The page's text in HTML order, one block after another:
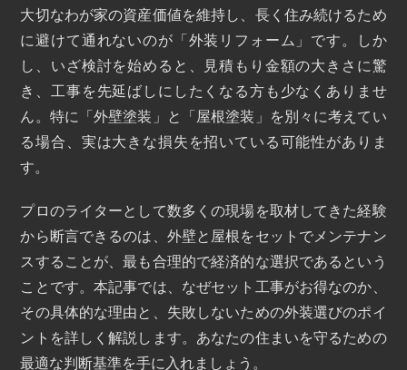
大切なわが家の資産価値を維持し、長く住み続けるため
に避けて通れないのが「外装リフォーム」です。しか
し、いざ検討を始めると、見積もり金額の大きさに驚
き、工事を先延ばしにしたくなる方も少なくありませ
ん。特に「外壁塗装」と「屋根塗装」を別々に考えてい
る場合、実は大きな損失を招いている可能性がありま
す。
プロのライターとして数多くの現場を取材してきた経験
から断言できるのは、外壁と屋根をセットでメンテナン
スすることが、最も合理的で経済的な選択であるという
ことです。本記事では、なぜセット工事がお得なのか、
その具体的な理由と、失敗しないための外装選びのポイ
ントを詳しく解説します。あなたの住まいを守るための
最適な判断基準を手に入れましょう。